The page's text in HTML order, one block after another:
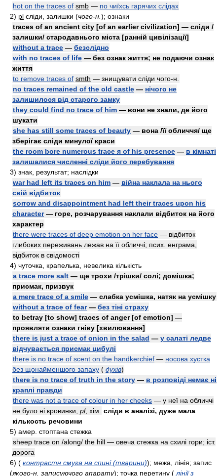
hot on the traces of smb — по чиїхсь гарячих слідах
2) pl сліди, залишки (чого-н. ); ознаки
traces of an ancient city [of an earlier civilization] — сліди /
залишки/ стародавнього міста [ранній цивілізації]
without a trace — безслідно
with no traces of life — без ознак життя; не подаючи ознак
життя
to remove traces of smth — знищувати сліди чого-н.
no traces remained of the old castle — нічого не
залишилося від старого замку
they could find no trace of him — вони не знали, де його
шукати
she has still some traces of beauty — вона /її обличчя/ ще
зберігає сліди минулої краси
the room bore numerous trace я of his presence — в кімнаті
залишалися численні сліди його перебування
3) знак, результат; наслідки
war had left its traces on him — війна наклала на нього
свій відбиток
sorrow and disappointment had left their traces upon his
character— горе, розчарування наклали відбиток на його
характер
there were traces of deep emotion on her face — відбиток
глибоких переживань лежав на її обличчі; пcиx. енграма,
відбиток в свідомості
4) чуточка, крапелька, невелика кількість
a trace more salt — ще трохи /трішки/ солі; домішка;
присмак, призвук
a mere trace of a smile — слабка усмішка, натяк на усмішку
without a trace of fear— без тіні страху
to betray [to show] traces of anger [of emotion] —
проявляти ознаки гніву [хвилювання]
there is just a trace of onion in the salad — у салаті ледве
відчувається присмак цибулі
there is no trace of scent on the handkerchief — носова хустка
без щонайменшого запаху ( духів)
there is no trace of truth in the story — в розповіді немає ні
краплі правди
there was not a trace of colour in her cheeks — у неї на обличчі
не було ні кровинки; pl; xiм.
сліди в аналізі, дуже мала
кількость речовини
5) aмep. стоптана стежка
sheep trace on /along/ the hill — овеча стежка на схилі гори; icт.
дорога
6) ( контрастн смуга на спині (тварини)); межа, лінія; запис
(якого-н. записуючого апарату); точка перетину ( лінії з